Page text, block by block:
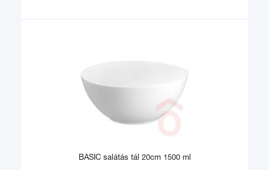
BASIC salátás tál 20cm 1500 ml